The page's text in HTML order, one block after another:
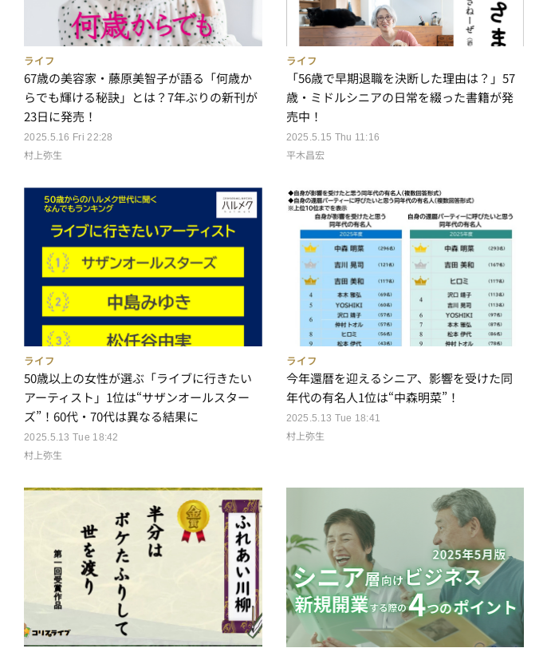
ライフ
2025.5.16 Fri 22:28
67歳の美容家・藤原美智子が語る「何歳か
らでも輝ける秘訣」とは？7年ぶりの新刊が
23日に発売！
村上弥生
ライフ
2025.5.15 Thu 11:16
「56歳で早期退職を決断した理由は？」57
歳・ミドルシニアの日常を綴った書籍が発
売中！
平木昌宏
ライフ
2025.5.13 Tue 18:42
50歳以上の女性が選ぶ「ライブに行きたい
アーティスト」1位は“サザンオールスター
ズ”！60代・70代は異なる結果に
村上弥生
ライフ
2025.5.13 Tue 18:41
今年還暦を迎えるシニア、影響を受けた同
年代の有名人1位は“中森明菜”！
村上弥生